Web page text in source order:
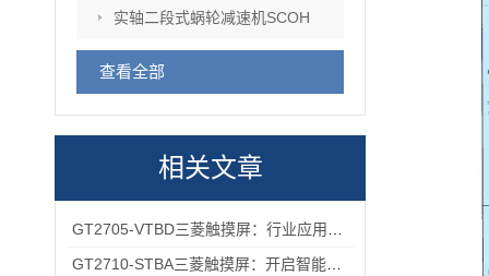
实轴二段式蜗轮减速机SCOH
查看全部
相关文章